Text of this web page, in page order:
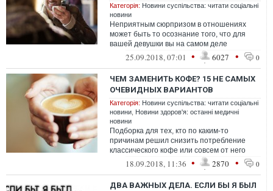
Категорія: Новини суспільства: читати соціальні
новини
Неприятным сюрпризом в отношениях
может быть то осознание того, что для
вашей девушки вы на самом деле
запасной вариант. Как понять это?
25.09.2018, 07:01 • 6027 • 0
ЧЕМ ЗАМЕНИТЬ КОФЕ? 15 НЕ САМЫХ
ОЧЕВИДНЫХ ВАРИАНТОВ
Категорія: Новини суспільства: читати соціальні
новини Новини здоров'я: останні медичні
новини
Подборка для тех, кто по каким-то
причинам решил снизить потребление
классического кофе или совсем от него
отказаться, но все равно желает
18.09.2018, 11:36 • 2870 • 0
ДВА ВАЖНЫХ ДЕЛА. ЕСЛИ БЫ Я БЫЛ